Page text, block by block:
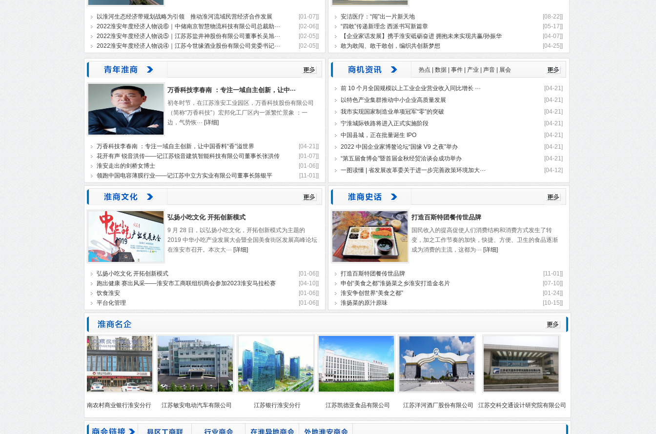
以淮河生态经济带规划战略为引领 推动淮河流域民营经济合作发展
[01-07]]
2022淮安年度经济人物说⑥｜中储南京智慧物流科技有限公司总裁助···
[02-06]]
2022淮安年度经济人物说⑤｜江苏苏盐井神股份有限公司董事长吴旭···
[02-05]]
2022淮安年度经济人物说④｜江苏今世缘酒业股份有限公司党委书记···
[02-05]]
安洁医疗：“闯”出一片新天地
[08-22]]
“四敢”传递新理念 西派书写新篇章
[05-17]]
【企业家话发展】携手淮安砥砺奋进 拥抱未来实现共赢/孙振华
[04-07]]
敢为敢闯、敢干敢创，编织共创新梦想
[04-25]]
万香科技李春南 ：专注一域自主创新，让中···
初冬时节，在江苏淮安工业园区，万香科技股份有限公司
（简称“万香科技”）宏邦化工厂区内一派繁忙景象 ：一
边，气势恢··· [详细]
万香科技李春南 ：专注一域自主创新，让中国香料“香”溢世界
[04-21]]
花开有声 锐音洪传——记江苏锐音建筑智能科技有限公司董事长张洪传
[01-07]]
淮安走出的剑桥女博士
[01-06]]
领跑中国电容薄膜行业——记江苏中立方实业有限公司董事长陈银平
[11-01]]
热点 数据 事件 产业 声音 展会
前 10 个月全国规模以上工业企业营业收入同比增长 ···
[04-21]
以特色产业集群推动中小企业高质量发展
[04-21]
我市实现国家制造业单项冠军“零”的突破
[04-21]
宁淮城际铁路将进入正式实施阶段
[04-21]
中国县城，正在批量诞生 IPO
[04-21]
2022 中国企业家博鳌论坛“国缘 V9 之夜”举办
[04-21]
“第五届食博会”暨首届金秋经贸洽谈会成功举办
[04-21]
一图读懂 | 省发展改革委关于进一步完善政策环境加大···
[04-12]
弘扬小吃文化 开拓创新模式
9 月 28 日，以弘扬小吃文化，开拓创新模式为主题的
2019 中华小吃产业发展大会暨全国美食街区发展高峰论坛
在淮安市召开。本次大··· [详细]
弘扬小吃文化 开拓创新模式
[01-06]]
跑出健康 赛出风采——淮安市工商联组织商会参加2023淮安马拉松赛
[04-10]]
饮食淮安
[01-06]]
平台化管理
[01-06]]
打造百斯特团餐传世品牌
国民收入的提高促使人们消费结构和消费方式发生了转
变，加之工作节奏的加快，快捷、方便、卫生的食品逐渐
成为消费的主流，这都为··· [详细]
打造百斯特团餐传世品牌
[11-01]]
申创“美食之都”淮扬菜之乡淮安打造金名片
[07-10]]
淮安争创世界“美食之都”
[01-24]]
淮扬菜的原汁原味
[10-15]]
江南农村商业银行淮安分行 江苏敏安电动汽车有限公司 江苏银行淮安分行 江苏凯德亚食品有限公司 江苏洋河酒厂股份有限公司 江苏交科交通设计研究院有限公司